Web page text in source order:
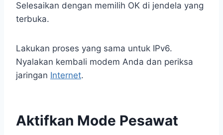
Selesaikan dengan memilih OK di jendela yang
terbuka.
Lakukan proses yang sama untuk IPv6.
Nyalakan kembali modem Anda dan periksa
jaringan Internet.
Aktifkan Mode Pesawat